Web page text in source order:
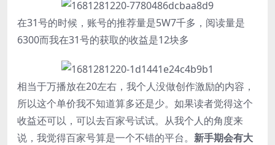
在31号的时候，账号的推荐量是5W7千多，阅读量是
6300而我在31号的获取的收益是12块多
相当于万播放在20左右，我个人没做创作激励的内容，
所以这个单价我不知道算多还是少。如果读者觉得这个
收益还可以，可以去百家号试试。从我个人的角度来
说，我觉得百家号算是一个不错的平台。 新手期会有大